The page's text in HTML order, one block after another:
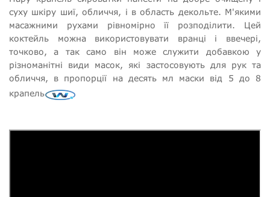
суху шкіру шиї, обличчя, і в область декольте. М'якими
масажними рухами рівномірно її розподілити. Цей
коктейль можна використовувати вранці і ввечері,
точково, а так само він може служити добавкою у
різноманітні види масок, які застосовують для рук та
обличчя, в пропорції на десять мл маски від 5 до 8
крапель